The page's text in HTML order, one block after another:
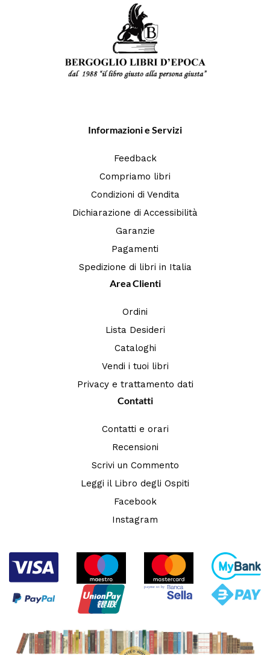
Informazioni e Servizi
Feedback
Compriamo libri
Condizioni di Vendita
Dichiarazione di Accessibilità
Garanzie
Pagamenti
Spedizione di libri in Italia
Area Clienti
Ordini
Lista Desideri
Cataloghi
Vendi i tuoi libri
Privacy e trattamento dati
Contatti
Contatti e orari
Recensioni
Scrivi un Commento
Leggi il Libro degli Ospiti
Facebook
Instagram